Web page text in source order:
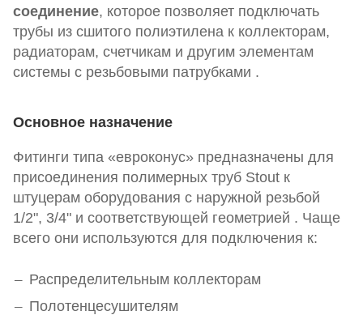
соединение, которое позволяет подключать
трубы из сшитого полиэтилена к коллекторам,
радиаторам, счетчикам и другим элементам
системы с резьбовыми патрубками .
Основное назначение
Фитинги типа «евроконус» предназначены для
присоединения полимерных труб Stout к
штуцерам оборудования с наружной резьбой
1/2", 3/4" и соответствующей геометрией . Чаще
всего они используются для подключения к:
Распределительным коллекторам
Полотенцесушителям